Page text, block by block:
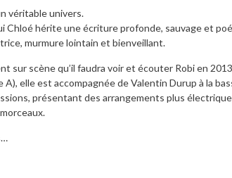
véritable univers.
Chloé hérite une écriture profonde, sauvage et
murmure lointain et bienveillant.
sur scène qu’il faudra voir et écouter Robi en
A), elle est accompagnée de Valentin Durup à la
présentant des arrangements plus